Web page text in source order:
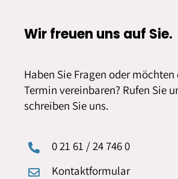
Wir freuen uns auf Sie.
Haben Sie Fragen oder möchten
Termin vereinbaren? Rufen Sie
schreiben Sie uns.
0 21 61 / 24 746 0
Kontaktformular